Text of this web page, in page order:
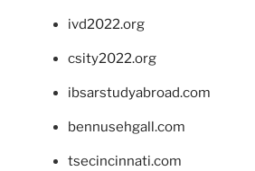
ivd2022.org
csity2022.org
ibsarstudyabroad.com
bennusehgall.com
tsecincinnati.com